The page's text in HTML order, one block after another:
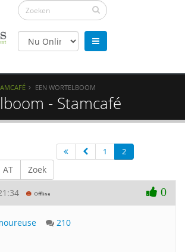
EEN WORTELBOOM
- Stamcafé
AT Zoek
1 2
0
210